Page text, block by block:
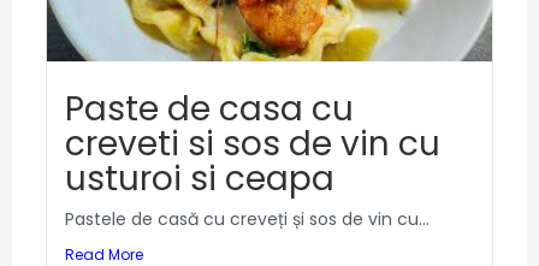
Paste de casa cu
creveti si sos de vin cu
usturoi si ceapa
Pastele de casă cu creveți și sos de vin cu...
Read More